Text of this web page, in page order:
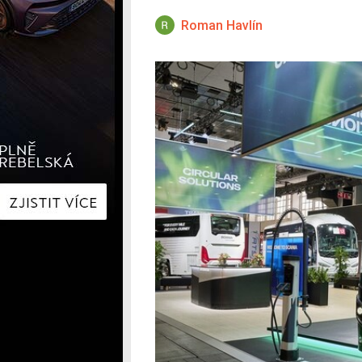
Kia
Peugeot
Renault
Škoda
Tesla
Volkswagen
Ostatní
Renault
Škoda
Toyota
Volvo
Ostatní
Roman Havlín